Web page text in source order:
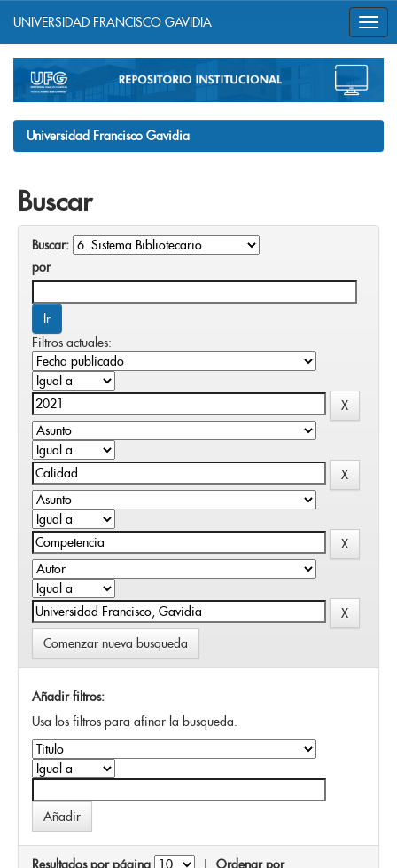
navigation
UNIVERSIDAD FRANCISCO GAVIDIA
Universidad Francisco Gavidia
Buscar
Buscar:
por
Filtros actuales:
Comenzar nueva busqueda
Añadir filtros:
Usa los filtros para afinar la busqueda.
Resultados por página | Ordenar por